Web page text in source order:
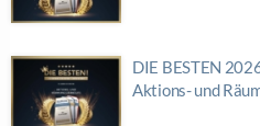
DIE BESTEN
Aktions- und